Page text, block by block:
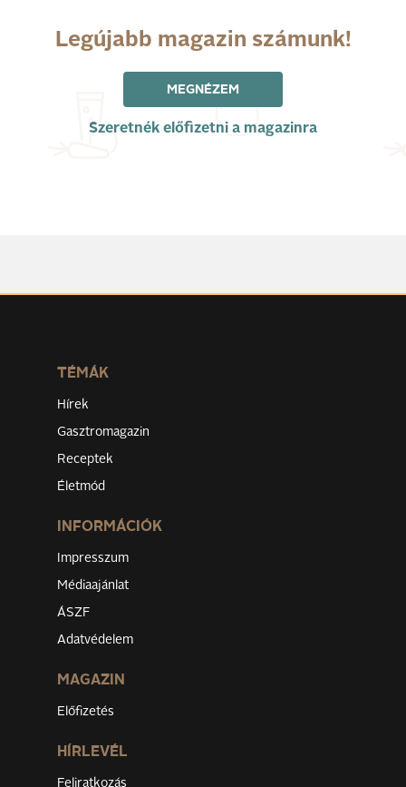
Legújabb magazin számunk!
MEGNÉZEM
Szeretnék előfizetni a magazinra
TÉMÁK
Hírek
Gasztromagazin
Receptek
Életmód
INFORMÁCIÓK
Impresszum
Médiaajánlat
ÁSZF
Adatvédelem
MAGAZIN
Előfizetés
HÍRLEVÉL
Feliratkozás